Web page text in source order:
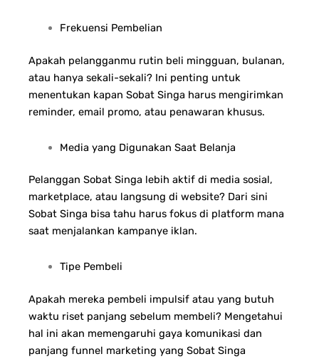
Frekuensi Pembelian
Apakah pelangganmu rutin beli mingguan, bulanan,
atau hanya sekali-sekali? Ini penting untuk
menentukan kapan Sobat Singa harus mengirimkan
reminder, email promo, atau penawaran khusus.
Media yang Digunakan Saat Belanja
Pelanggan Sobat Singa lebih aktif di media sosial,
marketplace, atau langsung di website? Dari sini
Sobat Singa bisa tahu harus fokus di platform mana
saat menjalankan kampanye iklan.
Tipe Pembeli
Apakah mereka pembeli impulsif atau yang butuh
waktu riset panjang sebelum membeli? Mengetahui
hal ini akan memengaruhi gaya komunikasi dan
panjang funnel marketing yang Sobat Singa